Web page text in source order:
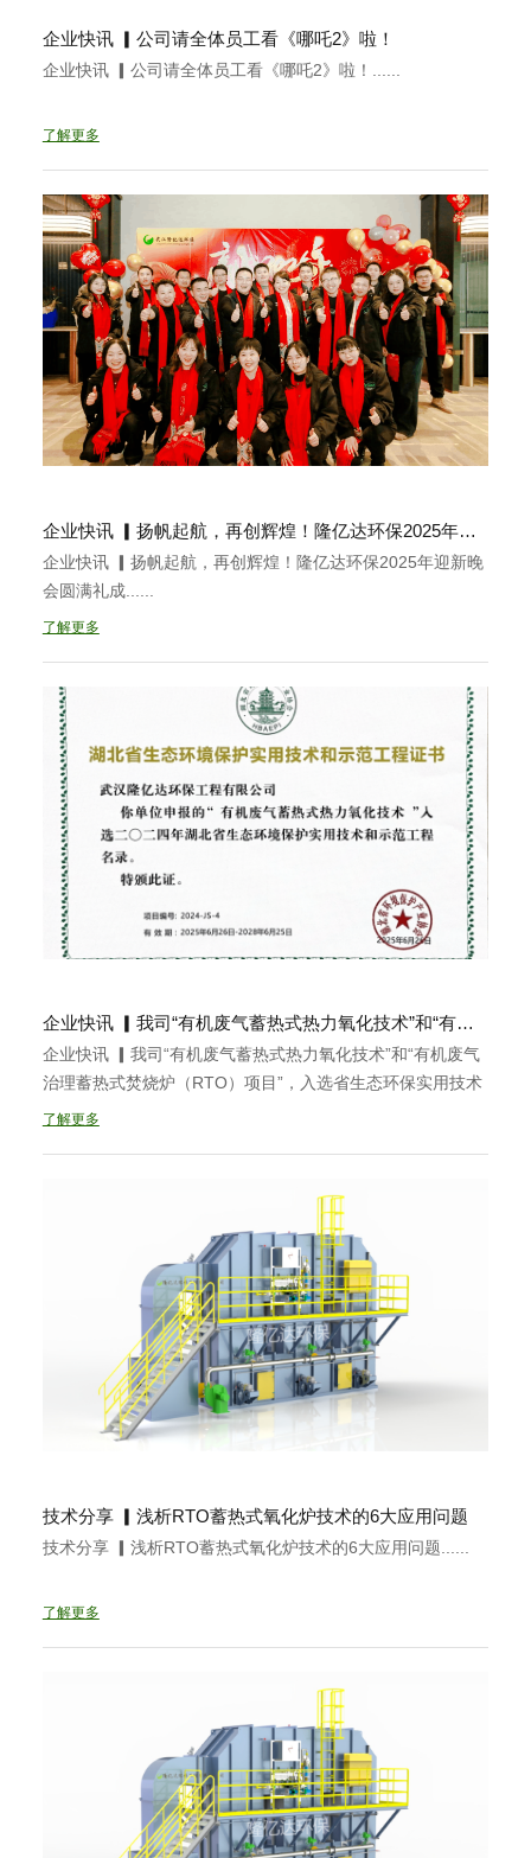
企业快讯 ▎公司请全体员工看《哪吒2》啦！
企业快讯 ▎公司请全体员工看《哪吒2》啦！......
了解更多
企业快讯 ▎扬帆起航，再创辉煌！隆亿达环保2025年迎新晚会圆满礼成
企业快讯 ▎扬帆起航，再创辉煌！隆亿达环保2025年迎新晚
会圆满礼成......
了解更多
企业快讯 ▎我司“有机废气蓄热式热力氧化技术”和“有机废气治理蓄热式焚烧炉（RTO）项目”，入选省生态环保实用技术和示范工程名录
企业快讯 ▎我司“有机废气蓄热式热力氧化技术”和“有机废气
治理蓄热式焚烧炉（RTO）项目”，入选省生态环保实用技术
和示范工程名录......
了解更多
技术分享 ▎浅析RTO蓄热式氧化炉技术的6大应用问题
技术分享 ▎浅析RTO蓄热式氧化炉技术的6大应用问题......
了解更多